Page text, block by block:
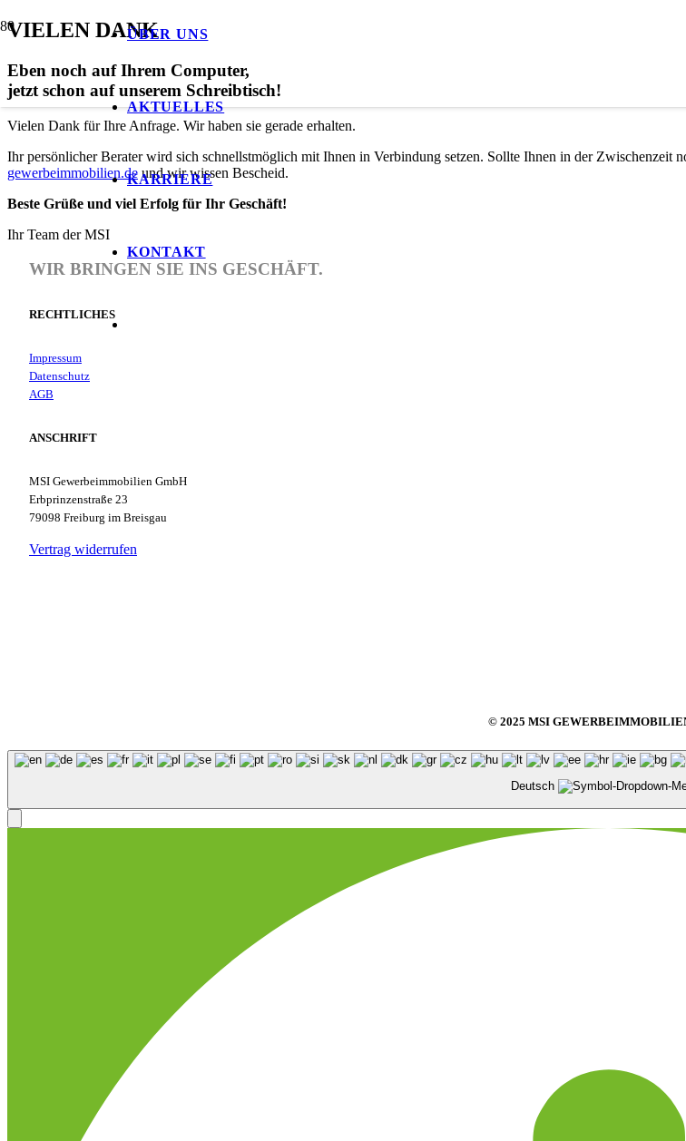
ÜBER UNS
AKTUELLES
KARRIERE
KONTAKT
VIELEN DANK
Eben noch auf Ihrem Computer,
jetzt schon auf unserem Schreibtisch!
Vielen Dank für Ihre Anfrage. Wir haben sie gerade erhalten.
Ihr persönlicher Berater wird sich schnellstmöglich mit Ihnen in Verbindung setzen. Sollte Ihnen in der Zwischenzeit
gewerbeimmobilien.de und wir wissen Bescheid.
Beste Grüße und viel Erfolg für Ihr Geschäft!
Ihr Team der MSI
WIR BRINGEN SIE INS GESCHÄFT.
RECHTLICHES
Impressum
Datenschutz
AGB
ANSCHRIFT
MSI Gewerbeimmobilien GmbH
Erbprinzenstraße 23
79098 Freiburg im Breisgau
Vertrag widerrufen
© 2025 MSI
Deutsch